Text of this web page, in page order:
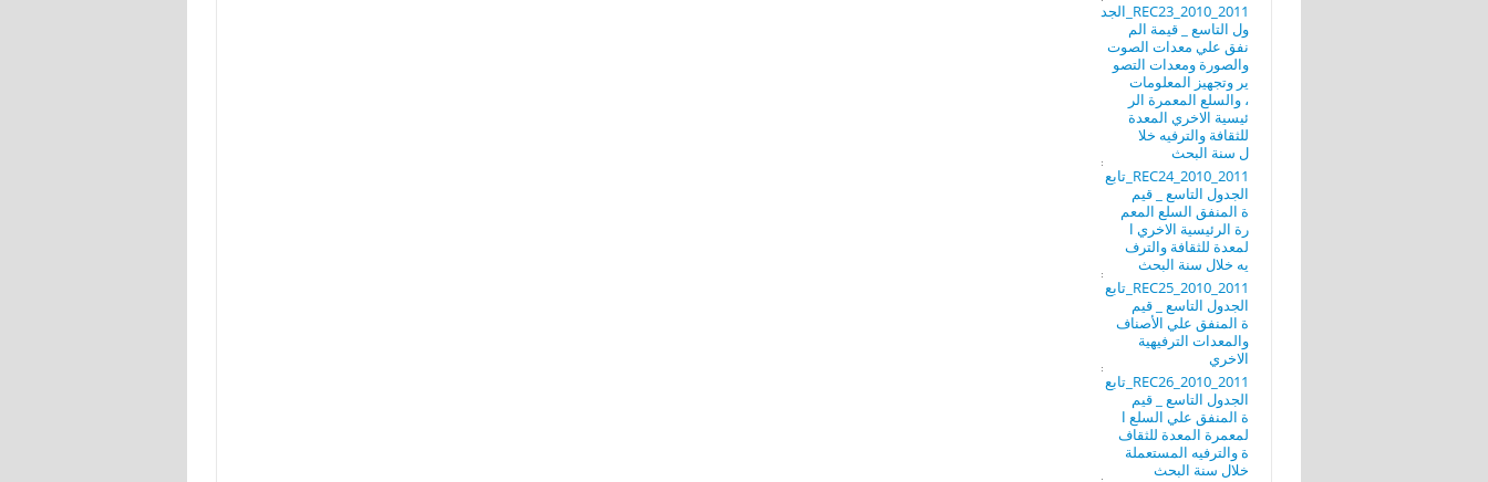
REC23_2010_2011_الجد
ول التاسع _ قيمة الم
نفق علي معدات الصوت
والصورة ومعدات التصو
ير وتجهيز المعلومات
، والسلع المعمرة الر
ئيسية الاخري المعدة
للثقافة والترفيه خلا
ل سنة البحث
REC24_2010_2011_تابع
الجدول التاسع _ قيم
ة المنفق السلع المعم
رة الرئيسية الاخري ا
لمعدة للثقافة والترف
يه خلال سنة البحث
REC25_2010_2011_تابع
الجدول التاسع _ قيم
ة المنفق علي الأصناف
والمعدات الترفيهية
الاخري
REC26_2010_2011_تابع
الجدول التاسع _ قيم
ة المنفق علي السلع ا
لمعمرة المعدة للثقاف
ة والترفيه المستعملة
خلال سنة البحث